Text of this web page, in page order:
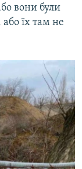
вони були
або їх там не